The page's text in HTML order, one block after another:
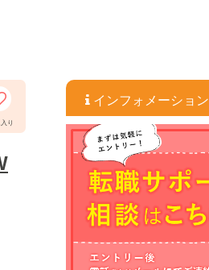
り
インフォメーション